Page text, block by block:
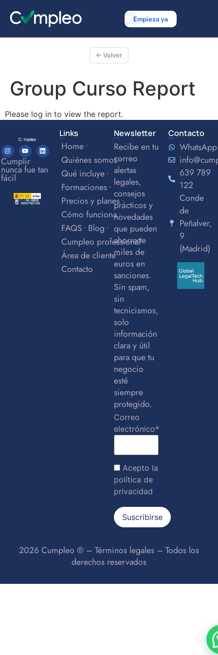
Empieza ya
← Volver
Group Curso Report
Please log in to view the report.
Cumplir
nunca fue tan
fácil
Links
Home
Quiénes somos
Qué incluye
Formaciones
Precios y planes
Cómo funciona
FAQS Blog
Cumpleo professional
Área de cliente
Contacto
Newsletter
Recibe en tu
correo
alertas
legales,
consejos
prácticos y
novedades
que pueden
ahorrarte
miles de
euros en
sanciones.
Sin spam,
sin
tecnicismos,
solo
información
clara y útil
para que tu
negocio
esté
siempre
protegido.
Correo
electrónico*
Acepto la
política de
privacidad
Contacto
WhatsApp
639 789
122
Conde
de
Peñalver,
9
(Madrid)
2026 Cumpleo ® – Términos legales – Todos los
derechos reservados